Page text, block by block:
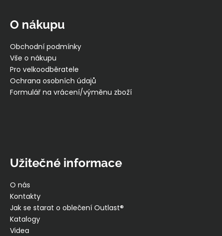
O nákupu
Obchodní podmínky
Vše o nákupu
Pro velkoodběratele
Ochrana osobních údajů
Formulář na vrácení/výměnu zboží
Užitečné informace
O nás
Kontakty
Jak se starat o oblečení Outlast®
Katalogy
Videa